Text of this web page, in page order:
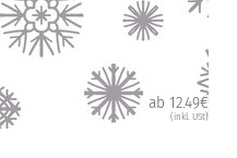
ab 12.49€
(inkl. USt)